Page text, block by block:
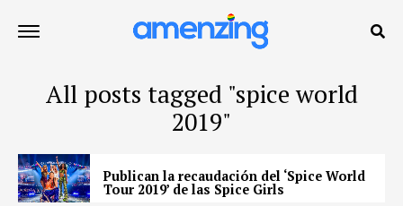
All posts tagged "spice world
2019"
Publican la recaudación del ‘Spice World
Tour 2019’ de las Spice Girls